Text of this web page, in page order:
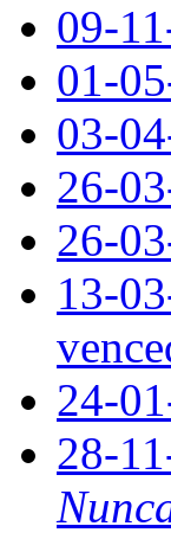
09-
01-
03-
26-
26-
13-
24-
28-